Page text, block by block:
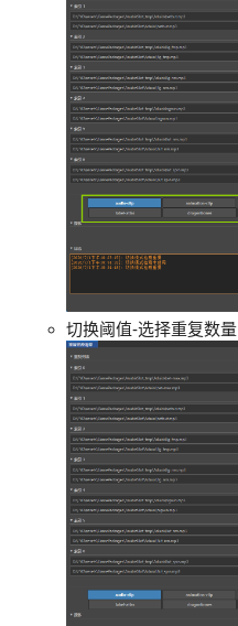
切换阈值-选择重复数量